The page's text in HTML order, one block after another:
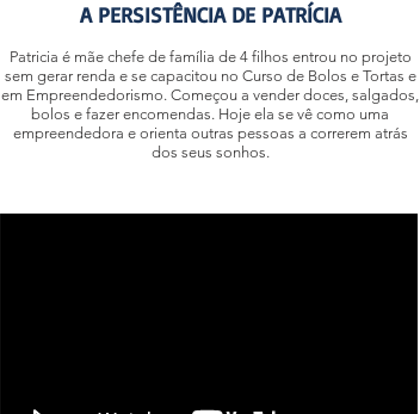
A PERSISTÊNCIA DE PATRÍCIA
Patricia é mãe chefe de família de 4 filhos entrou no projeto
sem gerar renda e se capacitou no Curso de Bolos e Tortas e
em Empreendedorismo. Começou a vender doces, salgados,
bolos e fazer encomendas. Hoje ela se vê como uma
empreendedora e orienta outras pessoas a correrem atrás
dos seus sonhos.